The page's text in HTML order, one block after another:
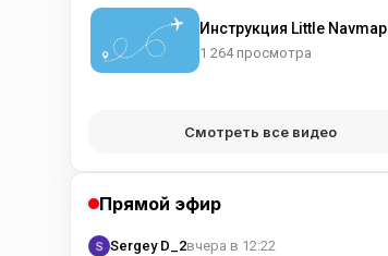
Инструкция Little Navmap
1 264 просмотра
Смотреть все видео
Прямой эфир
Sergey D_2вчера в 12:22